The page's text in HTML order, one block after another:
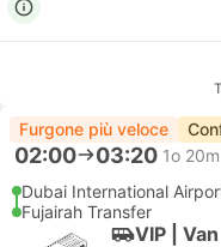
Furgone più veloce
02:00 03:20 1o 20m
Dubai International
Fujairah Transfer
VIP | Van